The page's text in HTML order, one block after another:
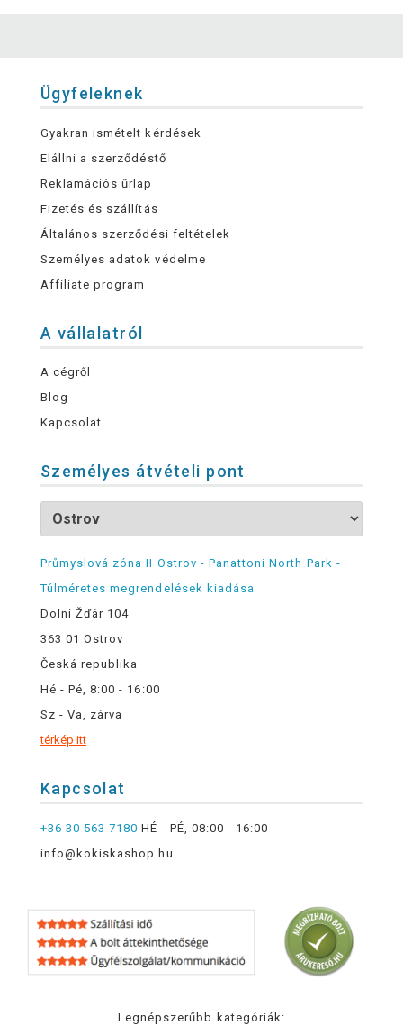
Ügyfeleknek
Gyakran ismételt kérdések
Elállni a szerződéstő
Reklamációs űrlap
Fizetés és szállítás
Általános szerződési feltételek
Személyes adatok védelme
Affiliate program
A vállalatról
A cégről
Blog
Kapcsolat
Személyes átvételi pont
Průmyslová zóna II Ostrov - Panattoni North Park -
Túlméretes megrendelések kiadása
Dolní Žďár 104
363 01 Ostrov
Česká republika
Hé - Pé, 8:00 - 16:00
Sz - Va, zárva
térkép itt
Kapcsolat
+36 30 563 7180 HÉ - PÉ, 08:00 - 16:00
info@kokiskashop.hu
Legnépszerűbb kategóriák: